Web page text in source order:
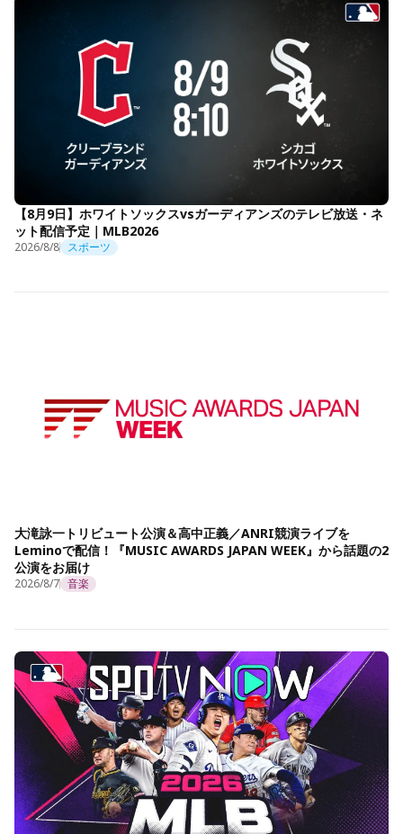
【8月9日】ホワイトソックスvsガーディアンズのテレビ放送・ネ
ット配信予定｜MLB2026
2026/8/8 スポーツ
大滝詠一トリビュート公演＆高中正義／ANRI競演ライブを
Leminoで配信！『MUSIC AWARDS JAPAN WEEK』から話題の2
公演をお届け
2026/8/7 音楽